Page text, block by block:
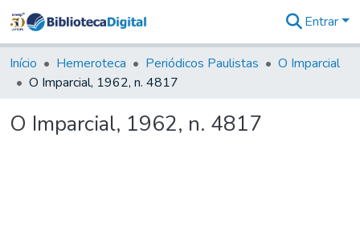
&
Coleções
Tudo na
Digital
Entrar
Início Hemeroteca Periódicos Paulistas
O Imparcial
O Imparcial, 1962, n. 4817
O Imparcial, 1962, n. 4817